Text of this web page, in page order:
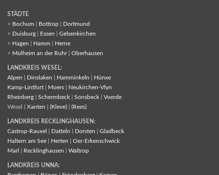
STÄDTE
> Bochum Bottrop
Dortmund
> Duisburg Essen
Gelsenkirchen
> Hagen Hamm
Herne
> Mülheim an der Ruhr| Oberhausen
LANDKREIS WESEL:
Alpen
Dinslaken Hamminkeln
Hünxe
Kamp-Lintfort
Moers
Neukirchen-Vlyn
Rheinberg
Schermbeck Sonsbeck
Voerde
Wesel | Xanten (Kleve) (Rees)
LANDKREIS RECKLINGHAUSEN:
Castrop-Rauxel
Datteln Dorsten
Gladbeck
Haltern am See
Herten
Oer-Erkenschwick
Marl
Recklinghausen Waltrop
LANDKREIS UNNA: